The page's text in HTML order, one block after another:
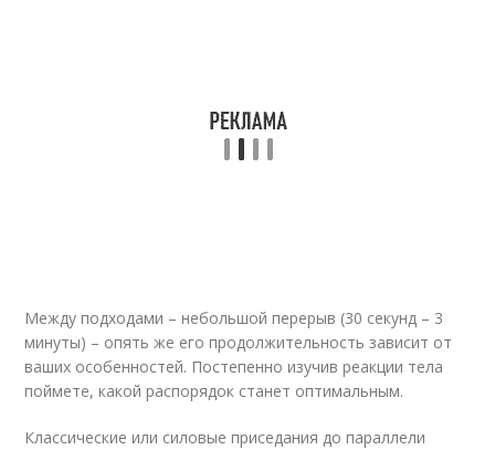
Между подходами – небольшой перерыв (30 секунд – 3
минуты) – опять же его продолжительность зависит от
ваших особенностей. Постепенно изучив реакции тела
поймете, какой распорядок станет оптимальным.
Классические или силовые приседания до параллели